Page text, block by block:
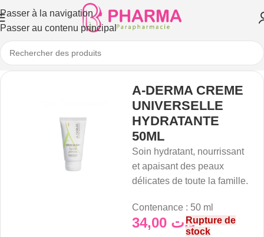
Passer à la navigation
Passer au contenu principal
A-DERMA CREME
UNIVERSELLE
HYDRATANTE
50ML
Soin hydratant, nourrissant
et apaisant des peaux
délicates de toute la famille.
Contenance : 50 ml
د.تRupture de
stock